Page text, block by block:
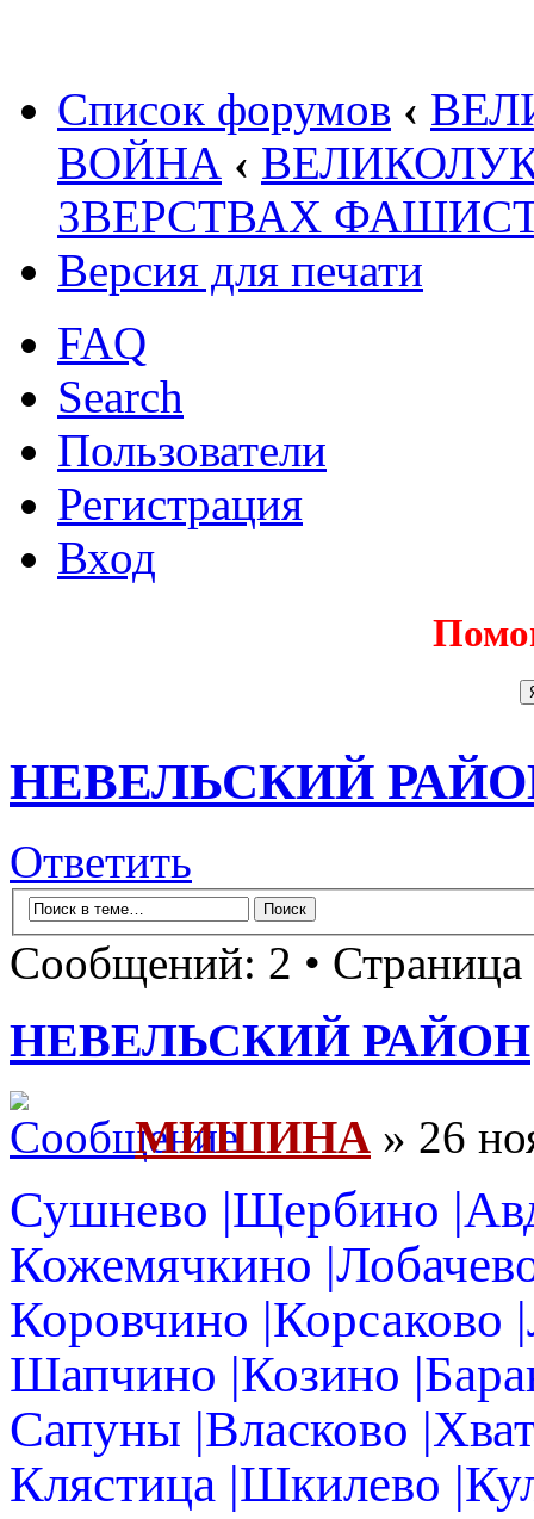
Список форумов ‹
ВОЙНА ‹
ЗВЕРСТВАХ
Версия для печати
FAQ
Search
Пользователи
Регистрация
Вход
НЕВЕЛЬСКИЙ
Ответить
Сообщений: 2 • Страница
НЕВЕЛЬСКИЙ РАЙОН
МИШИНА » 26
Сушнево |Щербино
Кожемячкино
Коровчино
Шапчино |Козино
Сапуны |Власково
Клястица |Шкилево